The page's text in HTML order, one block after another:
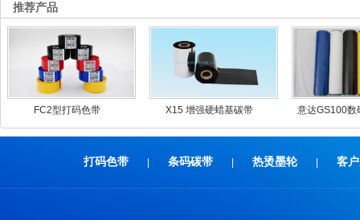
推荐产品
FC2型打码色带 X15 增强硬蜡基碳带 意达GS100数
打码色带 条码碳带 热烫墨轮 客